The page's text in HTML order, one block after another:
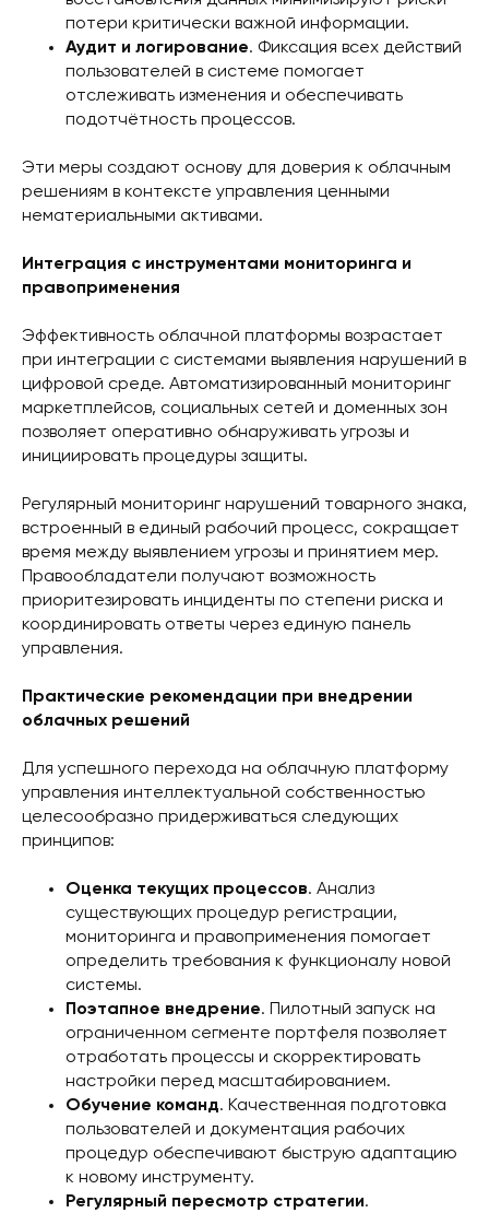
потери критически важной информации.
Аудит и логирование. Фиксация всех действий
пользователей в системе помогает
отслеживать изменения и обеспечивать
подотчётность процессов.
Эти меры создают основу для доверия к облачным
решениям в контексте управления ценными
нематериальными активами.
Интеграция с инструментами мониторинга и
правоприменения
Эффективность облачной платформы возрастает
при интеграции с системами выявления нарушений в
цифровой среде. Автоматизированный мониторинг
маркетплейсов, социальных сетей и доменных зон
позволяет оперативно обнаруживать угрозы и
инициировать процедуры защиты.
Регулярный мониторинг нарушений товарного знака,
встроенный в единый рабочий процесс, сокращает
время между выявлением угрозы и принятием мер.
Правообладатели получают возможность
приоритезировать инциденты по степени риска и
координировать ответы через единую панель
управления.
Практические рекомендации при внедрении
облачных решений
Для успешного перехода на облачную платформу
управления интеллектуальной собственностью
целесообразно придерживаться следующих
принципов:
Оценка текущих процессов. Анализ
существующих процедур регистрации,
мониторинга и правоприменения помогает
определить требования к функционалу новой
системы.
Поэтапное внедрение. Пилотный запуск на
ограниченном сегменте портфеля позволяет
отработать процессы и скорректировать
настройки перед масштабированием.
Обучение команд. Качественная подготовка
пользователей и документация рабочих
процедур обеспечивают быструю адаптацию
к новому инструменту.
Регулярный пересмотр стратегии.